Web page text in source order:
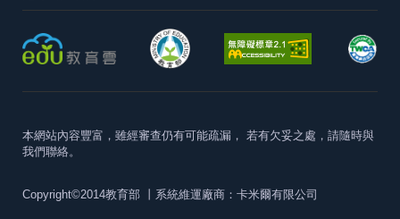
本網站內容豐富，雖經審查仍有可能疏漏， 若有欠妥之處，請隨時與
我們聯絡。
Copyright©2014教育部 丨系統維運廠商：卡米爾有限公司